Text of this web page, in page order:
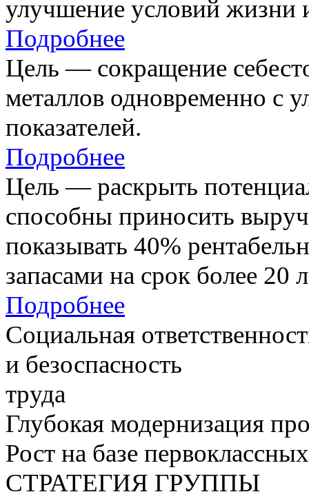
улучшение условий жизни
Подробнее
Цель — сокращение
металлов одновременно с
показателей.
Подробнее
Цель — раскрыть
способны приносить
показывать 40%
запасами на срок более 20
Подробнее
Социальная
и безоспасность
труда
Глубокая модернизация
Рост на базе
СТРАТЕГИЯ ГРУППЫ